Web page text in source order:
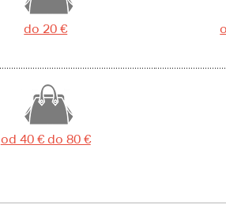
do 20 €
od 40 € do 80 €